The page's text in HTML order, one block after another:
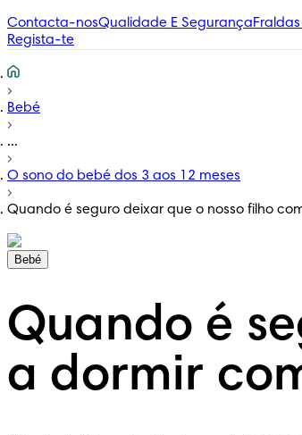
Contacta-nosQualidade E Segurança
Regista-te
Bebé
...
O sono do bebé dos 3 aos 12 meses
Quando é seguro deixar que o nosso filho
Bebé
Quando é
a dormir